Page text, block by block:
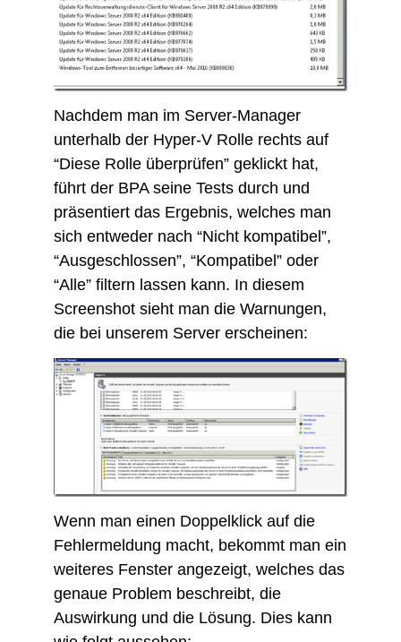
Nachdem man im Server-Manager
unterhalb der Hyper-V Rolle rechts auf
“Diese Rolle überprüfen” geklickt hat,
führt der BPA seine Tests durch und
präsentiert das Ergebnis, welches man
sich entweder nach “Nicht kompatibel”,
“Ausgeschlossen”, “Kompatibel” oder
“Alle” filtern lassen kann. In diesem
Screenshot sieht man die Warnungen,
die bei unserem Server erscheinen:
Wenn man einen Doppelklick auf die
Fehlermeldung macht, bekommt man ein
weiteres Fenster angezeigt, welches das
genaue Problem beschreibt, die
Auswirkung und die Lösung. Dies kann